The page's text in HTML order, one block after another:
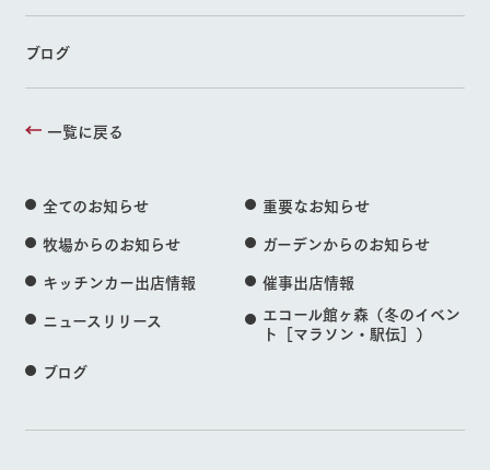
ブログ
一覧に戻る
全てのお知らせ
重要なお知らせ
牧場からのお知らせ
ガーデンからのお知らせ
キッチンカー出店情報
催事出店情報
ニュースリリース
エコール館ヶ森（冬のイベン
ト［マラソン・駅伝］）
ブログ